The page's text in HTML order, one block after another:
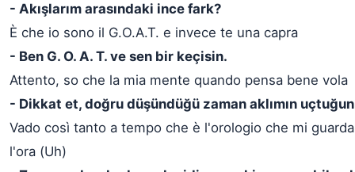
- Akışlarım arasındaki ince fark?
È che io sono il G.O.A.T. e invece te una capra
- Ben G. O. A. T. ve sen bir keçisin.
Attento, so che la mia mente quando pensa bene vola
- Dikkat et, doğru düşündüğü zaman aklımın
Vado così tanto a tempo che è l'orologio che mi
l'ora (Uh)